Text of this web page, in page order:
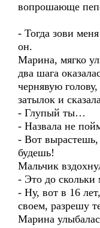
вопрошающе
- Тогда зови
он.
Марина, мягко
два шага
чернявую
затылок и
- Глупый ты…
- Назвала не
- Вот вырастешь,
будешь!
Мальчик
- Это до скольки
- Ну, вот в 16
своем, разрешу
Марина